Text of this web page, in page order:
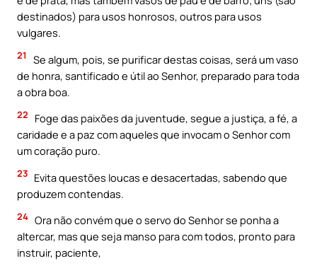
destinados) para usos honrosos, outros para usos
vulgares.
21
Se algum, pois, se purificar destas coisas, será um vaso
de honra, santificado e útil ao Senhor, preparado para toda
a obra boa.
22
Foge das paixões da juventude, segue a justiça, a fé, a
caridade e a paz com aqueles que invocam o Senhor com
um coração puro.
23 Evita questões loucas e desacertadas, sabendo que
produzem contendas.
24 Ora não convém que o servo do Senhor se ponha a
altercar, mas que seja manso para com todos, pronto para
instruir, paciente,